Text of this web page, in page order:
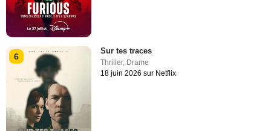
6
Sur tes traces
Thriller, Drame
18 juin 2026 sur Netflix